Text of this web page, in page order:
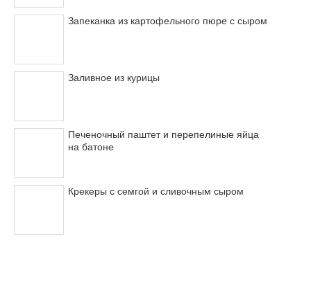
Запеканка из картофельного пюре с сыром
Заливное из курицы
Печеночный паштет и перепелиные яйца
на батоне
Крекеры с семгой и сливочным сыром